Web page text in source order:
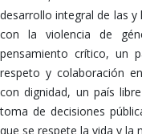
desarrollo integral de las
con la violencia de
pensamiento crítico, un
respeto y colaboración
con dignidad, un país
toma de decisiones
que se respete la vida y la